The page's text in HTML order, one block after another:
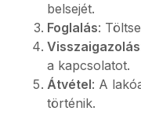
belsejét.
Foglalás:
Visszaigazolás
a kapcsolatot.
Átvétel: A
történik.